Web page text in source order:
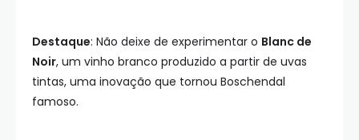
Destaque: Não deixe de experimentar o Blanc de
Noir, um vinho branco produzido a partir de uvas
tintas, uma inovação que tornou Boschendal
famoso.